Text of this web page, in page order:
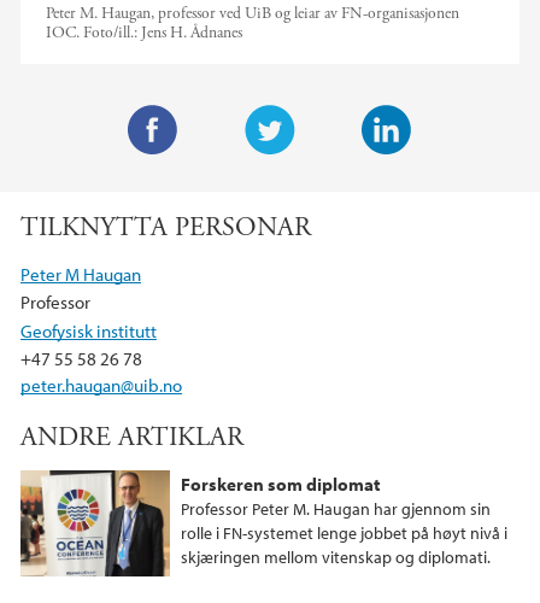
Peter M. Haugan, professor ved UiB og leiar av FN-organisasjonen
IOC. Foto/ill.: Jens H. Ådnanes
i
b
o
o
k
TILKNYTTA PERSONAR
Peter M Haugan
Professor
Geofysisk institutt
+47 55 58 26 78
peter.haugan@uib.no
ANDRE ARTIKLAR
Forskeren som diplomat
Professor Peter M. Haugan har gjennom sin
rolle i FN-systemet lenge jobbet på høyt nivå i
skjæringen mellom vitenskap og diplomati.